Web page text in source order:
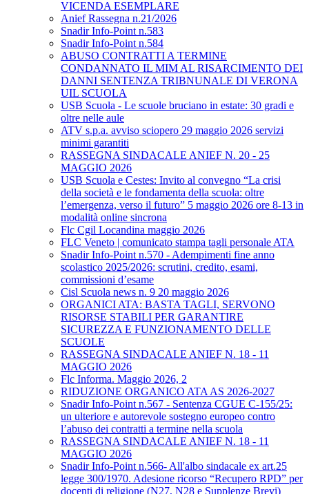
VICENDA ESEMPLARE
Anief Rassegna n.21/2026
Snadir Info-Point n.583
Snadir Info-Point n.584
ABUSO CONTRATTI A TERMINE
CONDANNATO IL MIM AL RISARCIMENTO DEI
DANNI SENTENZA TRIBNUNALE DI VERONA
UIL SCUOLA
USB Scuola - Le scuole bruciano in estate: 30 gradi e
oltre nelle aule
ATV s.p.a. avviso sciopero 29 maggio 2026 servizi
minimi garantiti
RASSEGNA SINDACALE ANIEF N. 20 - 25
MAGGIO 2026
USB Scuola e Cestes: Invito al convegno “La crisi
della società e le fondamenta della scuola: oltre
l’emergenza, verso il futuro” 5 maggio 2026 ore 8-13 in
modalità online sincrona
Flc Cgil Locandina maggio 2026
FLC Veneto | comunicato stampa tagli personale ATA
Snadir Info-Point n.570 - Adempimenti fine anno
scolastico 2025/2026: scrutini, credito, esami,
commissioni d’esame
Cisl Scuola news n. 9 20 maggio 2026
ORGANICI ATA: BASTA TAGLI, SERVONO
RISORSE STABILI PER GARANTIRE
SICUREZZA E FUNZIONAMENTO DELLE
SCUOLE
RASSEGNA SINDACALE ANIEF N. 18 - 11
MAGGIO 2026
Flc Informa. Maggio 2026, 2
RIDUZIONE ORGANICO ATA AS 2026-2027
Snadir Info-Point n.567 - Sentenza CGUE C‑155/25:
un ulteriore e autorevole sostegno europeo contro
l’abuso dei contratti a termine nella scuola
RASSEGNA SINDACALE ANIEF N. 18 - 11
MAGGIO 2026
Snadir Info-Point n.566- All'albo sindacale ex art.25
legge 300/1970. Adesione ricorso “Recupero RPD” per
docenti di religione (N27, N28 e Supplenze Brevi)